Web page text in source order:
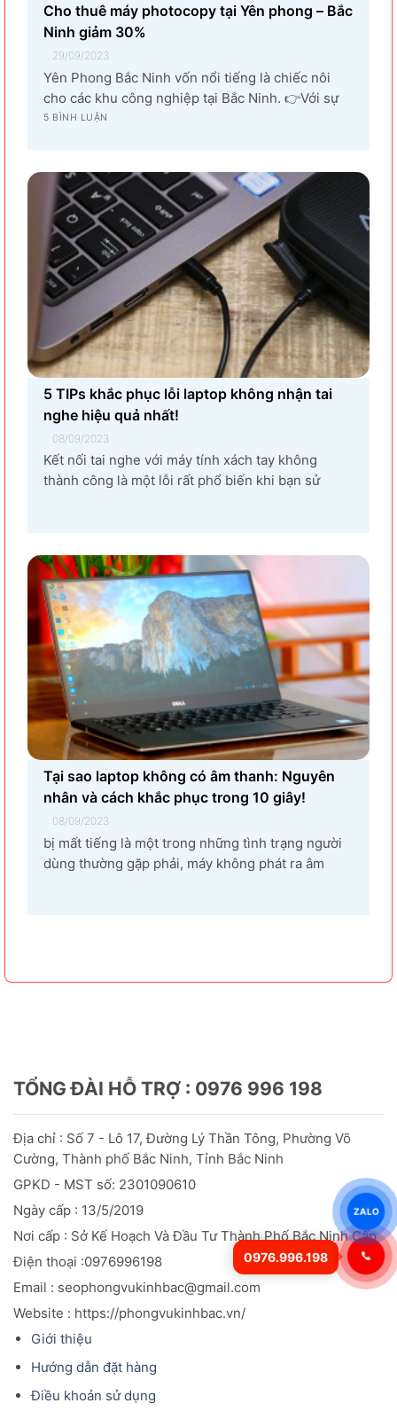
ZALO
0976.996.198
Cho thuê máy photocopy tại Yên phong – Bắc
Ninh giảm 30%
29/09/2023
Yên Phong Bắc Ninh vốn nổi tiếng là chiếc nôi
cho các khu công nghiệp tại Bắc Ninh. 👉Với sự
góp mặt của tập đoàn SamSung đầu tư cho hạng
5 BÌNH LUẬN
5 TIPs khắc phục lỗi laptop không nhận tai
nghe hiệu quả nhất!
08/09/2023
Kết nối tai nghe với máy tính xách tay không
thành công là một lỗi rất phổ biến khi bạn sử
Tại sao laptop không có âm thanh: Nguyên
nhân và cách khắc phục trong 10 giây!
08/09/2023
bị mất tiếng là một trong những tình trạng người
dùng thường gặp phải, máy không phát ra âm
TỔNG ĐÀI HỖ TRỢ : 0976 996 198
Địa chỉ : Số 7 - Lô 17, Đường Lý Thần Tông, Phường Võ
Cường, Thành phố Bắc Ninh, Tỉnh Bắc Ninh
GPKD - MST số: 2301090610
Ngày cấp : 13/5/2019
Nơi cấp : Sở Kế Hoạch Và Đầu TưThành Phố Bắc Ninh Cấp
Điện thoại :0976996198
Email : seophongvukinhbac@gmail.com
Website : https://phongvukinhbac.vn/
Giới thiệu
Hướng dẫn đặt hàng
Điều khoản sử dụng